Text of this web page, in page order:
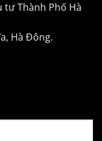
tư Thành Phố Hà
Hà Đông.